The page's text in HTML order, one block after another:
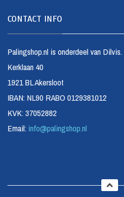
CONTACT INFO
Palingshop.nl is onderdeel van Dilvis.
Kerklaan 40
1921 BL Akersloot
IBAN: NL90 RABO 0129381012
KVK: 37052882
Email: info@palingshop.nl